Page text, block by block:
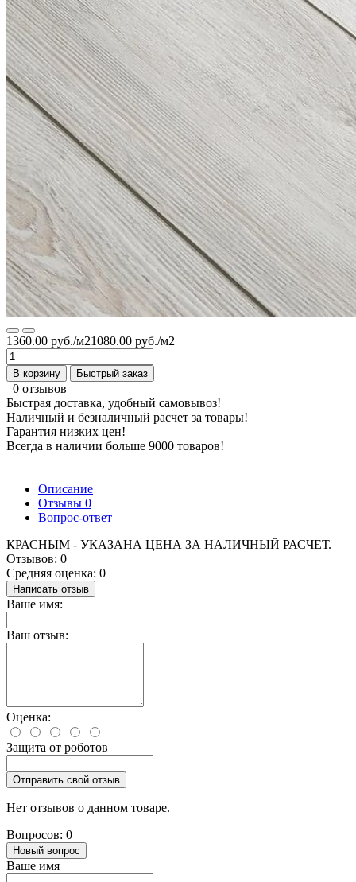
1360.00 руб./м21080.00 руб./м2
В корзину Быстрый заказ
0 отзывов
Быстрая доставка, удобный самовывоз!
Наличный и безналичный расчет за товары!
Гарантия низких цен!
Всегда в наличии больше 9000 товаров!
Описание
Отзывы 0
Вопрос-ответ
КРАСНЫМ - УКАЗАНА ЦЕНА ЗА НАЛИЧНЫЙ РАСЧЕТ.
Отзывов: 0
Средняя оценка: 0
Написать отзыв
Ваше имя:
Ваш отзыв:
Оценка:
Защита от роботов
Отправить свой отзыв
Нет отзывов о данном товаре.
Вопросов: 0
Новый вопрос
Ваше имя